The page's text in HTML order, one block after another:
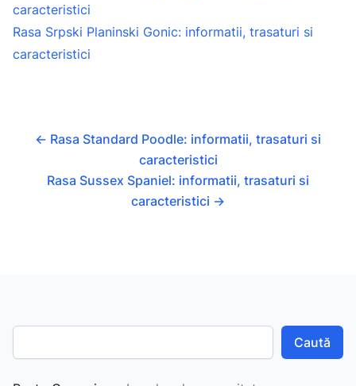
caracteristici
Rasa Srpski Planinski Gonic: informatii, trasaturi si
caracteristici
← Rasa Standard Poodle: informatii, trasaturi si
caracteristici
Rasa Sussex Spaniel: informatii, trasaturi si
caracteristici →
Caută